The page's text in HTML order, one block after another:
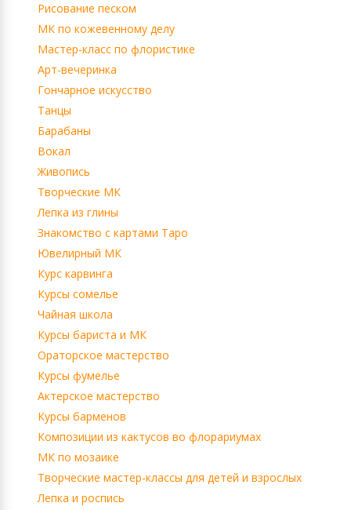
Рисование песком
МК по кожевенному делу
Мастер-класс по флористике
Арт-вечеринка
Гончарное искусство
Танцы
Барабаны
Вокал
Живопись
Творческие МК
Лепка из глины
Знакомство с картами Таро
Ювелирный МК
Курс карвинга
Курсы сомелье
Чайная школа
Курсы бариста и МК
Ораторское мастерство
Курсы фумелье
Актерское мастерство
Курсы барменов
Композиции из кактусов во флорариумах
МК по мозаике
Творческие мастер-классы для детей и взрослых
Лепка и роспись